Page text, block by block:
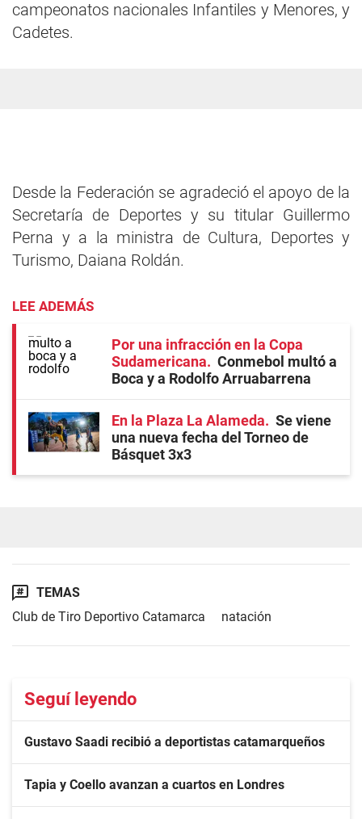
campeonatos nacionales Infantiles y Menores, y
Cadetes.
Desde la Federación se agradeció el apoyo de la
Secretaría de Deportes y su titular Guillermo
Perna y a la ministra de Cultura, Deportes y
Turismo, Daiana Roldán.
LEE ADEMÁS
Por una infracción en la Copa
Sudamericana
Conmebol multó a
Boca y a Rodolfo Arruabarrena
En la Plaza La Alameda
Se viene
una nueva fecha del Torneo de
Básquet 3x3
TEMAS
Club de Tiro Deportivo Catamarca
natación
Seguí leyendo
Gustavo Saadi recibió a deportistas catamarqueños
Tapia y Coello avanzan a cuartos en Londres